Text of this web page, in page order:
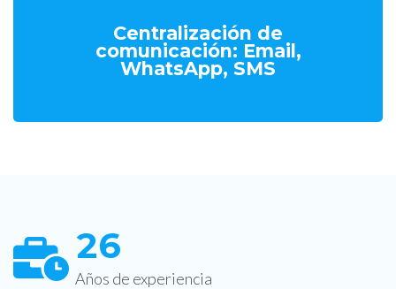
Centralización de
comunicación: Email,
WhatsApp, SMS
Años de experiencia
26